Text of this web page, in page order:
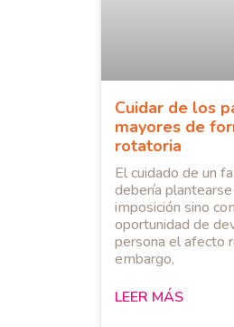
Cuidar de los
mayores de
rotatoria
El cuidado de un
debería
imposición sino
oportunidad de
persona el afecto
embargo,
LEER MÁS